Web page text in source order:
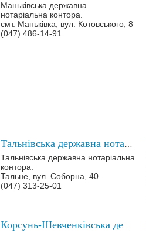
Маньківська державна
нотаріальна контора.
смт. Маньківка, вул. Котовського, 8
(047) 486-14-91
Тальнівська державна нотаріальна
контора.
Тальне, вул. Соборна, 40
(047) 313-25-01